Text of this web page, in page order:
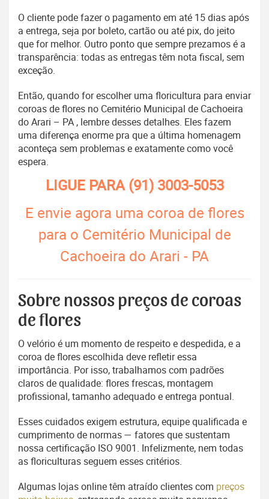
O cliente pode fazer o pagamento em até 15 dias após
a entrega, seja por boleto, cartão ou até pix, do jeito
que for melhor. Outro ponto que sempre prezamos é a
transparência: todas as entregas têm nota fiscal, sem
exceção.
Então, quando for escolher uma floricultura para enviar
coroas de flores no Cemitério Municipal de Cachoeira
do Arari – PA , lembre desses detalhes. Eles fazem
uma diferença enorme pra que a última homenagem
aconteça sem problemas e exatamente como você
espera.
LIGUE PARA(91) 3003-5053
E envie agora uma coroa de flores
para o Cemitério Municipal de
Cachoeira do Arari - PA
Sobre nossos preços de coroas
de flores
O velório é um momento de respeito e despedida, e a
coroa de flores escolhida deve refletir essa
importância. Por isso, trabalhamos com padrões
claros de qualidade: flores frescas, montagem
profissional, tamanho adequado e entrega pontual.
Esses cuidados exigem estrutura, equipe qualificada e
cumprimento de normas — fatores que sustentam
nossa certificação ISO 9001. Infelizmente, nem todas
as floriculturas seguem esses critérios.
Algumas lojas online têm atraído clientes com preços